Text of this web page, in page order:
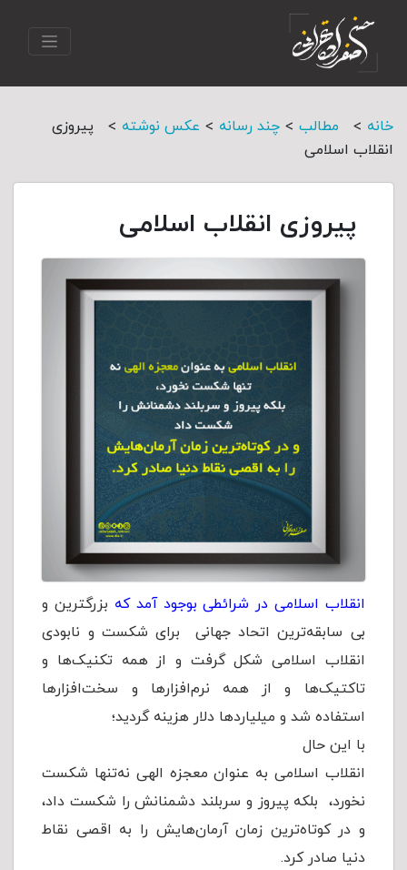
خانه > مطالب > چند رسانه > عکس نوشته >
پیروزی
انقلاب اسلامی
پیروزی انقلاب اسلامی
انقلاب اسلامی در شرائطی بوجود آمد که بزرگترین و
بی سابقه‌ترین اتحاد جهانی برای شکست و نابودی
انقلاب اسلامی شکل گرفت و از همه تکنیک‌ها و
تاکتیک‌ها و از همه نرم‌افزارها و سخت‌افزارها
استفاده شد و میلیاردها دلار هزینه گردید؛
با این حال
انقلاب اسلامی به عنوان معجزه الهی نه‌تنها شکست
نخورد، بلکه پیروز و سربلند دشمنانش را شکست داد،
و در کوتاه‌ترین زمان آرمان‌هایش را به اقصی نقاط
دنیا صادر کرد.